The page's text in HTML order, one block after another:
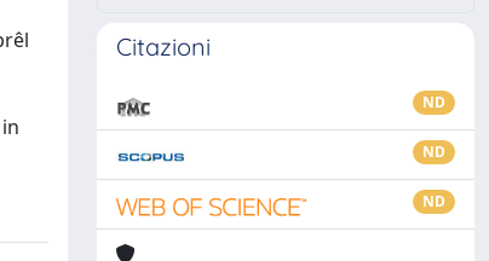
Citazioni
ND
ND
ND